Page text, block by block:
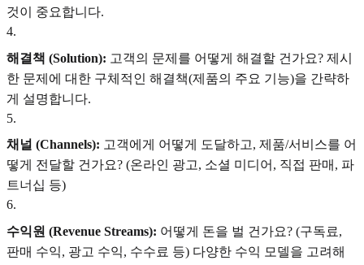
것이 중요합니다.
4.
해결책 (Solution): 고객의 문제를 어떻게 해결할 건가요? 제시
한 문제에 대한 구체적인 해결책(제품의 주요 기능)을 간략하
게 설명합니다.
5.
채널 (Channels): 고객에게 어떻게 도달하고, 제품/서비스를 어
떻게 전달할 건가요? (온라인 광고, 소셜 미디어, 직접 판매, 파
트너십 등)
6.
수익원 (Revenue Streams): 어떻게 돈을 벌 건가요? (구독료,
판매 수익, 광고 수익, 수수료 등) 다양한 수익 모델을 고려해